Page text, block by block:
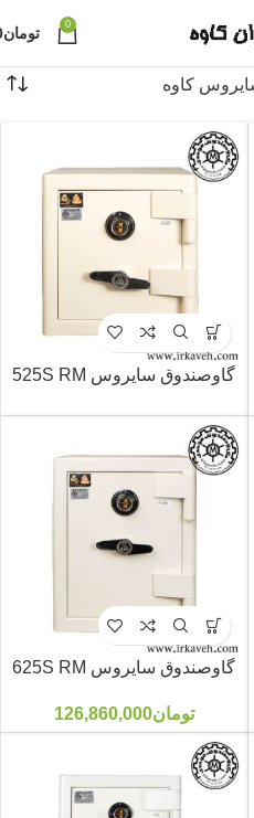
0 تومان
کاوه
گاوصندوق سایروس 525S RM
گاوصندوق سایروس 625S RM
تومان126,860,000